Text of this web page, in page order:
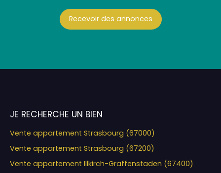
Recevoir des annonces
JE RECHERCHE UN BIEN
Vente appartement Strasbourg (67000)
Vente appartement Strasbourg (67200)
Vente appartement Illkirch-Graffenstaden (67400)